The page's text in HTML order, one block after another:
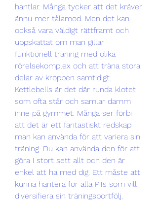
hantlar. Många tycker att det kräver
ännu mer tålamod. Men det kan
också vara väldigt rättframt och
uppskattat om man gillar
funktionell träning med olika
rörelsekomplex och att träna stora
delar av kroppen samtidigt.
Kettlebells är det där runda klotet
som ofta står och samlar damm
inne på gymmet. Många ser förbi
att det är ett fantastiskt redskap
man kan använda för att variera sin
träning. Du kan använda den för att
göra i stort sett allt och den är
enkel att ha med dig. Ett måste att
kunna hantera för alla PTs som vill
diversifiera sin träningsportfölj.